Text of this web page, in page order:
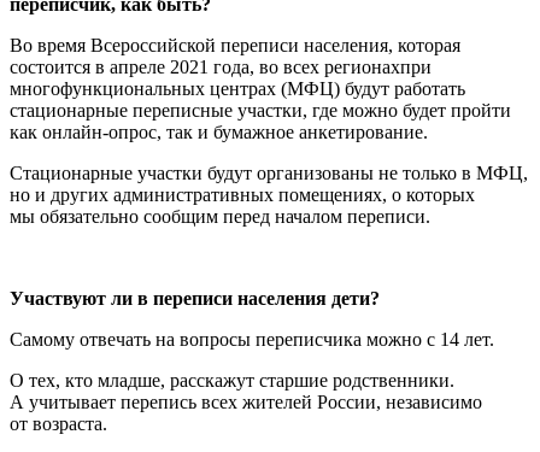
Во время Всероссийской переписи населения, которая
состоится в апреле 2021 года, во всех регионахпри
многофункциональных центрах (МФЦ) будут работать
стационарные переписные участки, где можно будет пройти
как онлайн-опрос, так и бумажное анкетирование.
Стационарные участки будут организованы не только в МФЦ,
но и других административных помещениях, о которых
мы обязательно сообщим перед началом переписи.
Участвуют ли в переписи населения дети?
Самому отвечать на вопросы переписчика можно с 14 лет.
О тех, кто младше, расскажут старшие родственники.
А учитывает перепись всех жителей России, независимо
от возраста.